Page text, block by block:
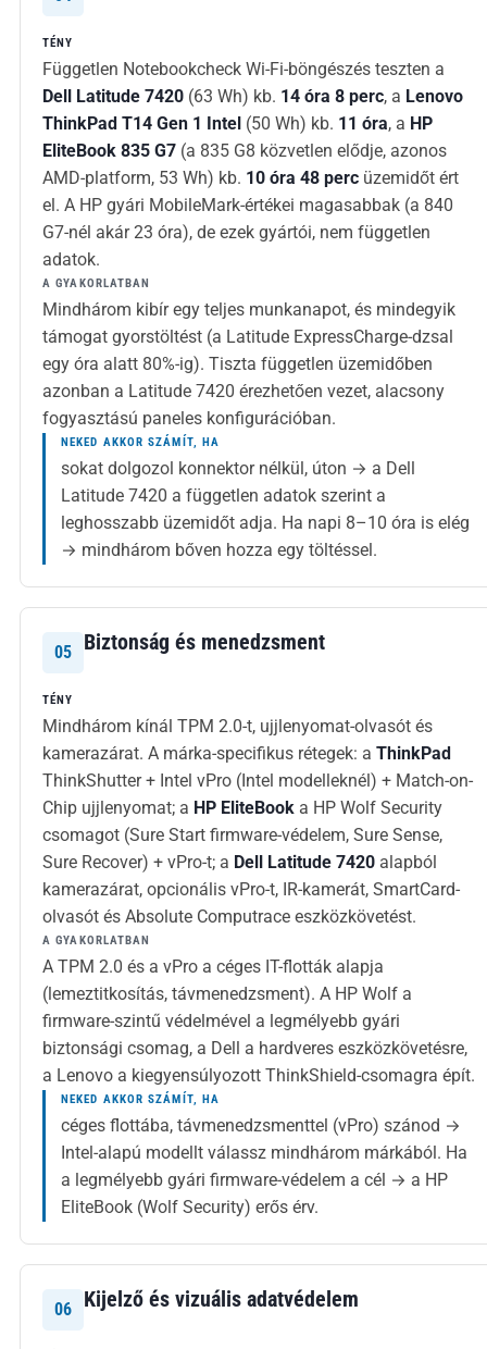
TÉNY
Független Notebookcheck Wi-Fi-böngészés teszten a
Dell Latitude 7420 (63 Wh) kb. 14 óra 8 perc, a Lenovo
ThinkPad T14 Gen 1 Intel (50 Wh) kb. 11 óra, a HP
EliteBook 835 G7 (a 835 G8 közvetlen elődje, azonos
AMD-platform, 53 Wh) kb. 10 óra 48 perc üzemidőt ért
el. A HP gyári MobileMark-értékei magasabbak (a 840
G7-nél akár 23 óra), de ezek gyártói, nem független
adatok.
A GYAKORLATBAN
Mindhárom kibír egy teljes munkanapot, és mindegyik
támogat gyorstöltést (a Latitude ExpressCharge-dzsal
egy óra alatt 80%-ig). Tiszta független üzemidőben
azonban a Latitude 7420 érezhetően vezet, alacsony
fogyasztású paneles konfigurációban.
NEKED AKKOR SZÁMÍT, HA
sokat dolgozol konnektor nélkül, úton → a Dell
Latitude 7420 a független adatok szerint a
leghosszabb üzemidőt adja. Ha napi 8–10 óra is elég
→ mindhárom bőven hozza egy töltéssel.
05 Biztonság és menedzsment
TÉNY
Mindhárom kínál TPM 2.0-t, ujjlenyomat-olvasót és
kamerazárat. A márka-specifikus rétegek: a ThinkPad
ThinkShutter + Intel vPro (Intel modelleknél) + Match-on-
Chip ujjlenyomat; a HP EliteBook a HP Wolf Security
csomagot (Sure Start firmware-védelem, Sure Sense,
Sure Recover) + vPro-t; a Dell Latitude 7420 alapból
kamerazárat, opcionális vPro-t, IR-kamerát, SmartCard-
olvasót és Absolute Computrace eszközkövetést.
A GYAKORLATBAN
A TPM 2.0 és a vPro a céges IT-flották alapja
(lemeztitkosítás, távmenedzsment). A HP Wolf a
firmware-szintű védelmével a legmélyebb gyári
biztonsági csomag, a Dell a hardveres eszközkövetésre,
a Lenovo a kiegyensúlyozott ThinkShield-csomagra épít.
NEKED AKKOR SZÁMÍT, HA
céges flottába, távmenedzsmenttel (vPro) szánod →
Intel-alapú modellt válassz mindhárom márkából. Ha
a legmélyebb gyári firmware-védelem a cél → a HP
EliteBook (Wolf Security) erős érv.
06 Kijelző és vizuális adatvédelem